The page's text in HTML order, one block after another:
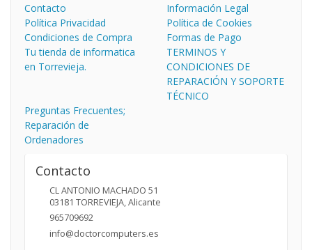
Contacto
Información Legal
Política Privacidad
Política de Cookies
Condiciones de Compra
Formas de Pago
Tu tienda de informatica
en Torrevieja.
TERMINOS Y
CONDICIONES DE
REPARACIÓN Y SOPORTE
TÉCNICO
Preguntas Frecuentes;
Reparación de
Ordenadores
Contacto
CL ANTONIO MACHADO 51
03181 TORREVIEJA,Alicante
965709692
info@doctorcomputers.es